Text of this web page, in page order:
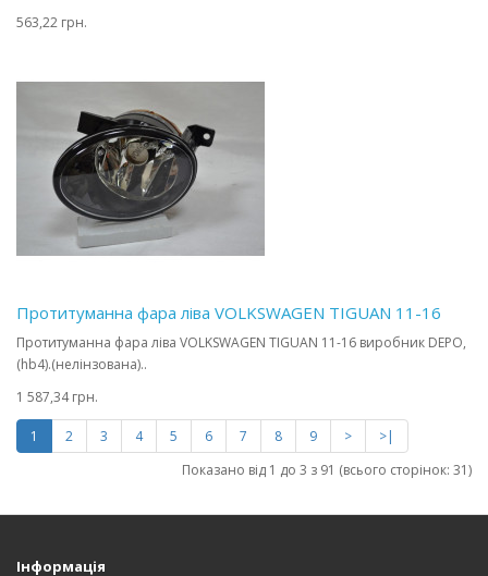
563,22 грн.
Протитуманна фара ліва VOLKSWAGEN TIGUAN 11-16
Протитуманна фара ліва VOLKSWAGEN TIGUAN 11-16 виробник DEPO,
(hb4).(нелінзована)..
1 587,34 грн.
1 2 3 4 5 6 7 8 9 >
>|
Показано від 1 до 3 з 91 (всього сторінок: 31)
Інформація